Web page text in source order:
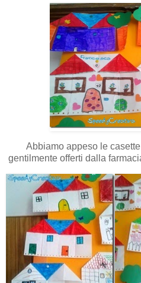
Abbiamo appeso le
gentilmente offerti dalla